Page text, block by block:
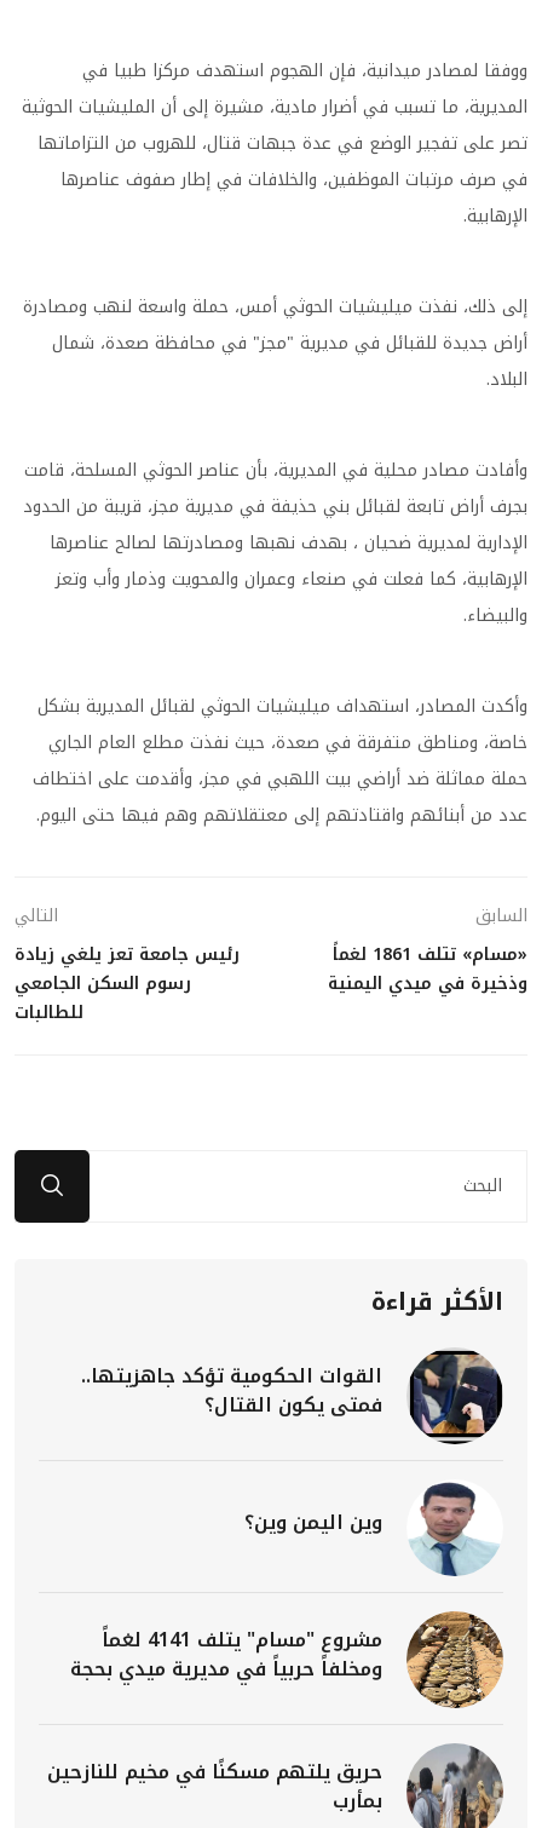
ووفقا لمصادر ميدانية، فإن الهجوم استهدف مركزا طبيا في
المديرية، ما تسبب في أضرار مادية، مشيرة إلى أن المليشيات الحوثية
تصر على تفجير الوضع في عدة جبهات قتال، للهروب من التزاماتها
في صرف مرتبات الموظفين، والخلافات في إطار صفوف عناصرها
الإرهابية.
إلى ذلك، نفذت ميليشيات الحوثي أمس، حملة واسعة لنهب ومصادرة
أراض جديدة للقبائل في مديرية "مجز" في محافظة صعدة، شمال
البلاد.
وأفادت مصادر محلية في المديرية، بأن عناصر الحوثي المسلحة، قامت
بجرف أراض تابعة لقبائل بني حذيفة في مديرية مجز، قريبة من الحدود
الإدارية لمديرية ضحيان ، بهدف نهبها ومصادرتها لصالح عناصرها
الإرهابية، كما فعلت في صنعاء وعمران والمحويت وذمار وأب وتعز
والبيضاء.
وأكدت المصادر، استهداف ميليشيات الحوثي لقبائل المديرية بشكل
خاصة، ومناطق متفرقة في صعدة، حيث نفذت مطلع العام الجاري
حملة مماثلة ضد أراضي بيت اللهبي في مجز، وأقدمت على اختطاف
عدد من أبنائهم واقتادتهم إلى معتقلاتهم وهم فيها حتى اليوم.
السابق
«مسام» تتلف 1861 لغماً
وذخيرة في ميدي اليمنية
التالي
رئيس جامعة تعز يلغي زيادة
رسوم السكن الجامعي
للطالبات
الأكثر قراءة
القوات الحكومية تؤكد جاهزيتها..
فمتى يكون القتال؟
وين اليمن وين؟
مشروع "مسام" يتلف 4141 لغماً
ومخلفاً حربياً في مديرية ميدي بحجة
حريق يلتهم مسكنًا في مخيم للنازحين
بمأرب